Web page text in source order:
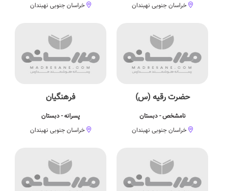
خراسان جنوبی نهبندان
خراسان جنوبی نهبندان
حضرت رقیه (س)
نامشخص - دبستان
خراسان جنوبی نهبندان
فرهنگیان
پسرانه - دبستان
خراسان جنوبی نهبندان